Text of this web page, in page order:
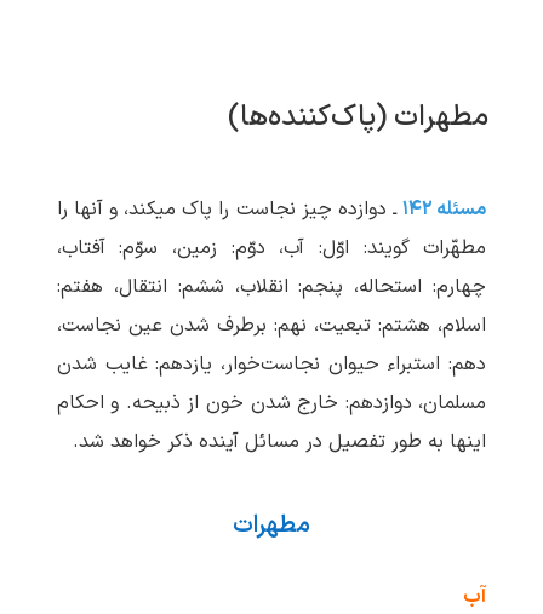
مطهرات (پاک‌کننده‌ها)
مسئله ۱۴۲
ـ دوازده چیز نجاست را پاک می‏کند، و آنها را
مطهّرات گویند: اوّل: آب، دوّم: زمین، سوّم: آفتاب،
چهارم: استحاله، پنجم: انقلاب، ششم: انتقال، هفتم:
اسلام، هشتم: تبعیت، نهم: برطرف شدن عین نجاست،
دهم: استبراء حیوان نجاست‌خوار، یازدهم: غایب شدن
مسلمان، دوازدهم: خارج شدن خون از ذبیحه. و احکام
اینها به طور تفصیل در مسائل آینده ذکر خواهد شد.
مطهرات
آب